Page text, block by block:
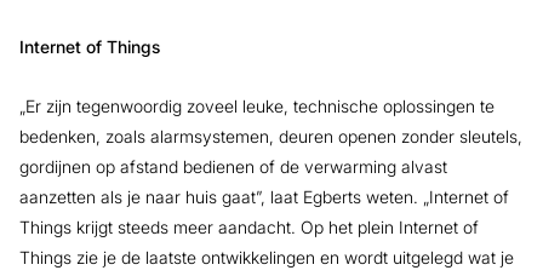
Internet of Things
„Er zijn tegenwoordig zoveel leuke, technische oplossingen te
bedenken, zoals alarmsystemen, deuren openen zonder sleutels,
gordijnen op afstand bedienen of de verwarming alvast
aanzetten als je naar huis gaat”, laat Egberts weten. „Internet of
Things krijgt steeds meer aandacht. Op het plein Internet of
Things zie je de laatste ontwikkelingen en wordt uitgelegd wat je